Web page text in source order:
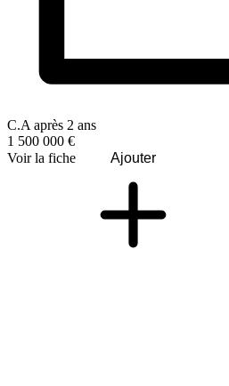
C.A après 2 ans
1 500 000 €
Voir la fiche
Ajouter